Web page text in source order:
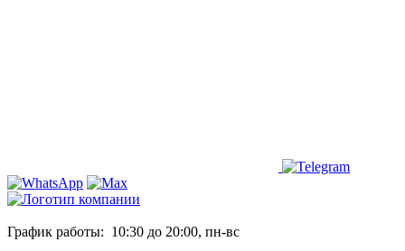
График работы: 10:30 до 20:00, пн-вс